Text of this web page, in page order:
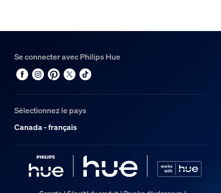
Se connecter avec Philips Hue
Sélectionnez le pays
Canada - français